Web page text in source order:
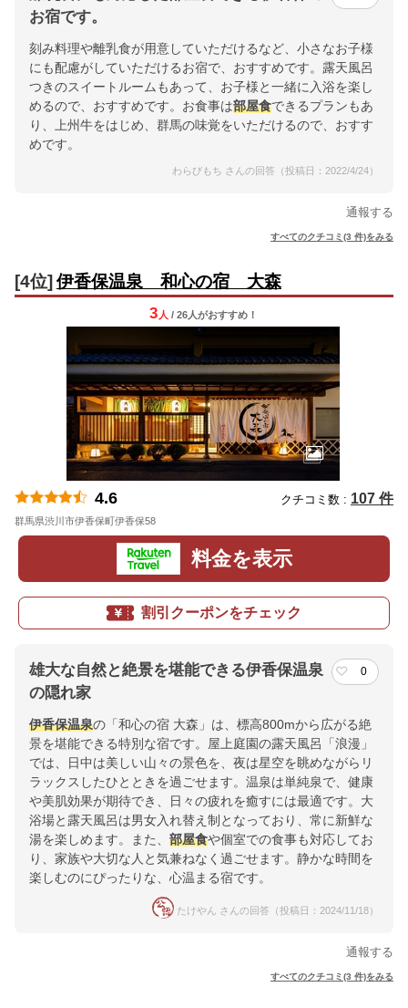
お宿です。
刻み料理や離乳食が用意していただけるなど、小さなお子様
にも配慮がしていただけるお宿で、おすすめです。露天風呂
つきのスイートルームもあって、お子様と一緒に入浴を楽し
めるので、おすすめです。お食事は部屋食できるプランもあ
り、上州牛をはじめ、群馬の味覚をいただけるので、おすす
めです。
わらびもち さんの回答（投稿日：2022/4/24）
通報する
すべてのクチコミ(3 件)をみる
[4位] 伊香保温泉 和心の宿 大森
3 人 / 26人がおすすめ！
4.6 クチコミ数 : 107 件
群馬県渋川市伊香保町伊香保58
料金を表示
割引クーポンをチェック
雄大な自然と絶景を堪能できる伊香保温泉
の隠れ家
0
伊香保温泉の「和心の宿 大森」は、標高800mから広がる絶
景を堪能できる特別な宿です。屋上庭園の露天風呂「浪漫」
では、日中は美しい山々の景色を、夜は星空を眺めながらリ
ラックスしたひとときを過ごせます。温泉は単純泉で、健康
や美肌効果が期待でき、日々の疲れを癒すには最適です。大
浴場と露天風呂は男女入れ替え制となっており、常に新鮮な
湯を楽しめます。また、 部屋食や個室での食事も対応してお
り、家族や大切な人と気兼ねなく過ごせます。静かな時間を
楽しむのにぴったりな、心温まる宿です。
たけやん さんの回答（投稿日：2024/11/18）
通報する
すべてのクチコミ(3 件)をみる